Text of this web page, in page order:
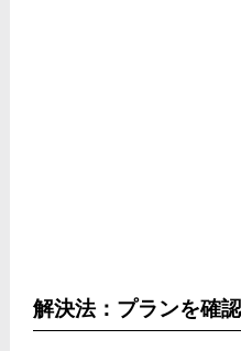
解決法：プランを確